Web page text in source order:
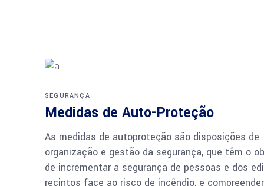
SEGURANÇA
Medidas de Auto-Proteção
As medidas de autoproteção são disposições de
organização e gestão da segurança, que têm o
de incrementar a segurança de pessoas e dos
recintos face ao risco de incêndio, e